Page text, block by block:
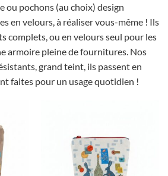
ou pochons (au choix) design
en velours, à réaliser vous-même ! Ils
complets, ou en velours seul pour les
armoire pleine de fournitures. Nos
grand teint, ils passent en
faites pour un usage quotidien !